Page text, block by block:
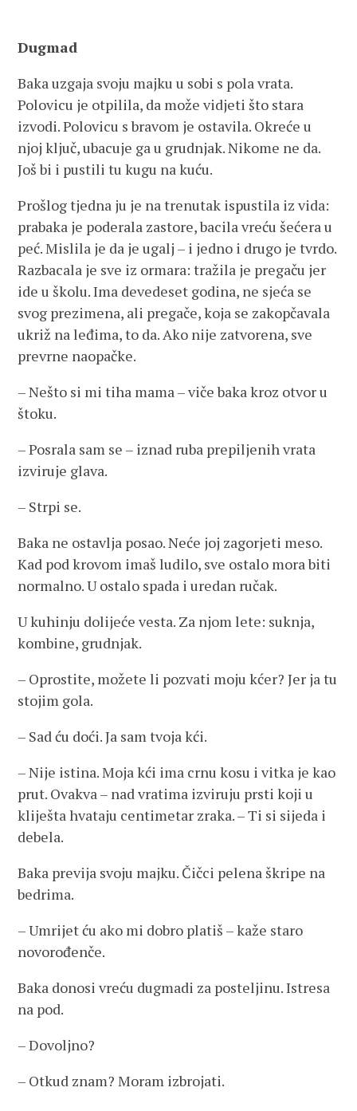
Dugmad
Baka uzgaja svoju majku u sobi s pola vrata.
Polovicu je otpilila, da može vidjeti što stara
izvodi. Polovicu s bravom je ostavila. Okreće u
njoj ključ, ubacuje ga u grudnjak. Nikome ne da.
Još bi i pustili tu kugu na kuću.
Prošlog tjedna ju je na trenutak ispustila iz vida:
prabaka je poderala zastore, bacila vreću šećera u
peć. Mislila je da je ugalj – i jedno i drugo je tvrdo.
Razbacala je sve iz ormara: tražila je pregaču jer
ide u školu. Ima devedeset godina, ne sjeća se
svog prezimena, ali pregače, koja se zakopčavala
ukriž na leđima, to da. Ako nije zatvorena, sve
prevrne naopačke.
– Nešto si mi tiha mama – viče baka kroz otvor u
štoku.
– Posrala sam se – iznad ruba prepiljenih vrata
izviruje glava.
– Strpi se.
Baka ne ostavlja posao. Neće joj zagorjeti meso.
Kad pod krovom imaš ludilo, sve ostalo mora biti
normalno. U ostalo spada i uredan ručak.
U kuhinju dolijeće vesta. Za njom lete: suknja,
kombine, grudnjak.
– Oprostite, možete li pozvati moju kćer? Jer ja tu
stojim gola.
– Sad ću doći. Ja sam tvoja kći.
– Nije istina. Moja kći ima crnu kosu i vitka je kao
prut. Ovakva – nad vratima izviruju prsti koji u
kliješta hvataju centimetar zraka. – Ti si sijeda i
debela.
Baka previja svoju majku. Čičci pelena škripe na
bedrima.
– Umrijet ću ako mi dobro platiš – kaže staro
novorođenče.
Baka donosi vreću dugmadi za posteljinu. Istresa
na pod.
– Dovoljno?
– Otkud znam? Moram izbrojati.